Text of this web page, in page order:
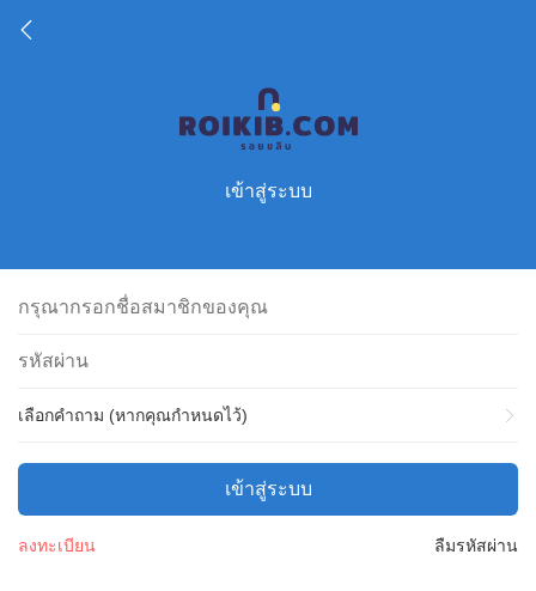
เข้าสู่ระบบ
เลือกคำถาม (หากคุณกำหนดไว้)
เข้าสู่ระบบ
ลืมรหัสผ่าน
ลงทะเบียน